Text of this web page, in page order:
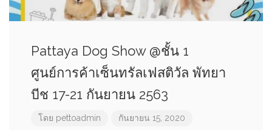
Pattaya Dog Show @ชั้น 1
ศูนย์การค้าเซ็นทรัลเฟสติวัล พัทยา
บีช 17-21 กันยายน 2563
โดย pettoadmin กันยายน 15, 2020